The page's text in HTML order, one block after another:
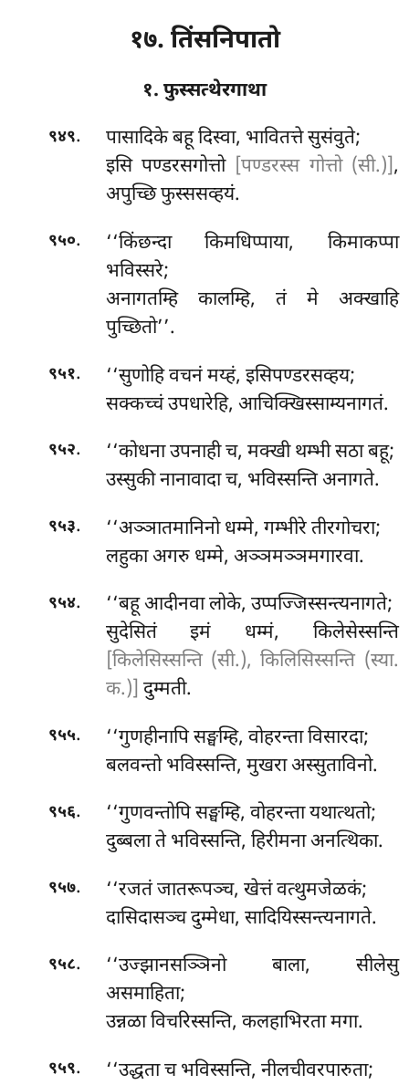
१७. तिंसनिपातो
१. फुस्सत्थेरगाथा
९४९. पासादिकेबहू दिस्वा, भावितत्ते सुसंवुते;
इसि पण्डरसगोत्तो [पण्डरस्स गोत्तो (सी.)],
अपुच्छि फुस्ससव्हयं.
९५०. ‘‘किंछन्दाकिमधिप्पाया, किमाकप्पा
भविस्सरे;
अनागतम्हि कालम्हि, तं मे अक्खाहि
पुच्छितो’’.
९५१.
‘‘सुणोहि वचनं मय्हं, इसिपण्डरसव्हय;
सक्कच्चं उपधारेहि, आचिक्खिस्साम्यनागतं.
९५२.
‘‘कोधना उपनाही च, मक्खी थम्भी सठा बहू;
उस्सुकी नानावादा च, भविस्सन्ति अनागते.
९५३.
‘‘अञ्ञातमानिनो धम्मे, गम्भीरे तीरगोचरा;
लहुका अगरु धम्मे, अञ्ञमञ्ञमगारवा.
९५४.
‘‘बहू आदीनवा लोके, उप्पज्जिस्सन्त्यनागते;
सुदेसितं इमं धम्मं, किलेसेस्सन्ति
[किलेसिस्सन्ति (सी.), किलिसिस्सन्ति (स्या.
क.)] दुम्मती.
९५५.
‘‘गुणहीनापि सङ्घम्हि, वोहरन्ता विसारदा;
बलवन्तो भविस्सन्ति, मुखरा अस्सुताविनो.
९५६.
‘‘गुणवन्तोपि सङ्घम्हि, वोहरन्ता यथात्थतो;
दुब्बला ते भविस्सन्ति, हिरीमना अनत्थिका.
९५७.
‘‘रजतं जातरूपञ्च, खेत्तं वत्थुमजेळकं;
दासिदासञ्च दुम्मेधा, सादियिस्सन्त्यनागते.
९५८.
‘‘उज्झानसञ्ञिनो बाला, सीलेसु
असमाहिता;
उन्नळा विचरिस्सन्ति, कलहाभिरता मगा.
९५९.
‘‘उद्धता च भविस्सन्ति, नीलचीवरपारुता;